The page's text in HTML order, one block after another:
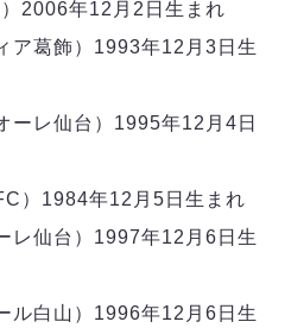
2006年12月2日生まれ
ア葛飾）1993年12月3日生
ーレ仙台）1995年12月4日
）1984年12月5日生まれ
レ仙台）1997年12月6日生
ル白山）1996年12月6日生